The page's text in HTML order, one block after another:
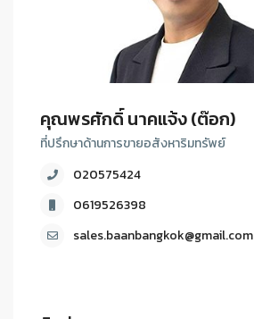
คุณพรศักดิ์ นาคแจ้ง (ต๊อก)
ที่ปรึกษาด้านการขายอสังหาริมทรัพย์
020575424
0619526398
sales.baanbangkok@gmail.com